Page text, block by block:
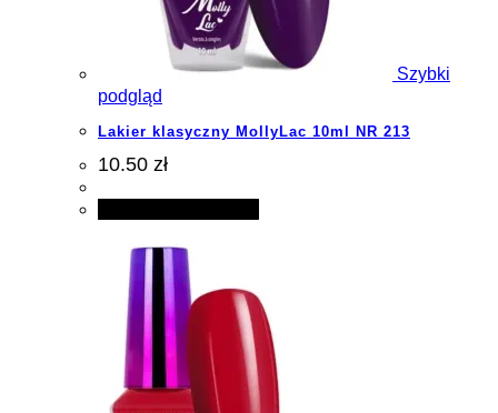
Szybki
podgląd
Lakier klasyczny MollyLac 10ml NR 213
10.50 zł